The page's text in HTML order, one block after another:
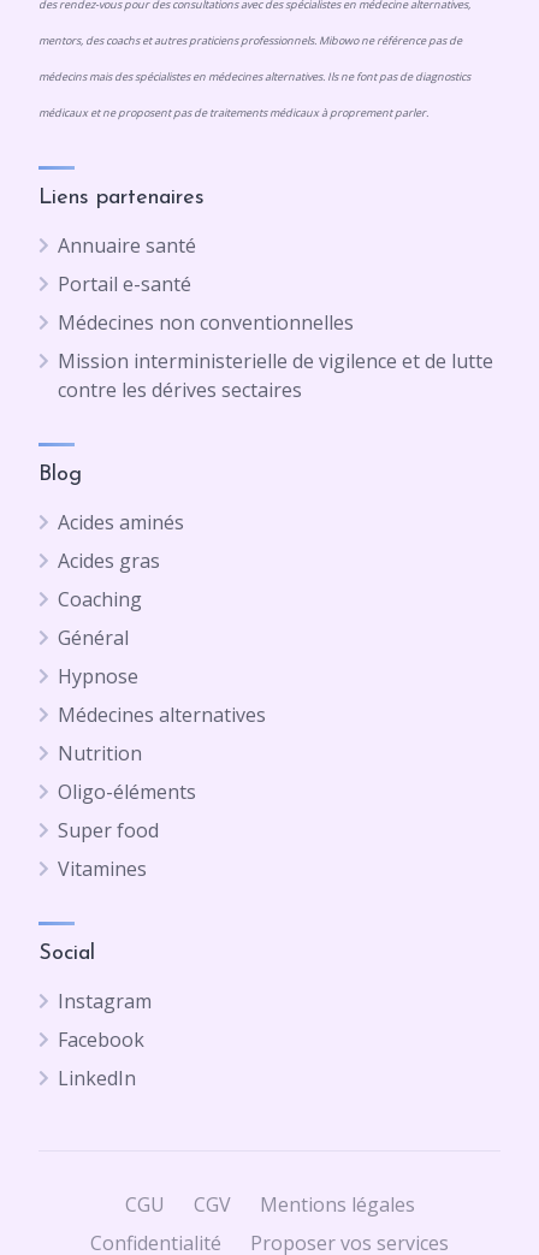
des rendez-vous pour des consultations avec des spécialistes en médecine alternatives,
mentors, des coachs et autres praticiens professionnels. Mibowo ne référence pas de
médecins mais des spécialistes en médecines alternatives. Ils ne font pas de diagnostics
médicaux et ne proposent pas de traitements médicaux à proprement parler.
Liens partenaires
Annuaire santé
Portail e-santé
Médecines non conventionnelles
Mission interministerielle de vigilence et de lutte
contre les dérives sectaires
Blog
Acides aminés
Acides gras
Coaching
Général
Hypnose
Médecines alternatives
Nutrition
Oligo-éléments
Super food
Vitamines
Social
Instagram
Facebook
LinkedIn
CGU CGV
Mentions légales
Confidentialité
Proposer vos services